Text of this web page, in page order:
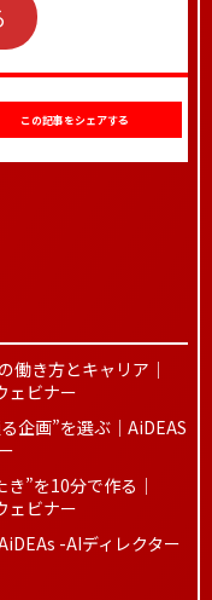
この記事をシェアする
働き方とキャリア｜
ェビナー
企画”を選ぶ｜AiDEAS
”を10分で作る｜
ェビナー
-AIディレクター